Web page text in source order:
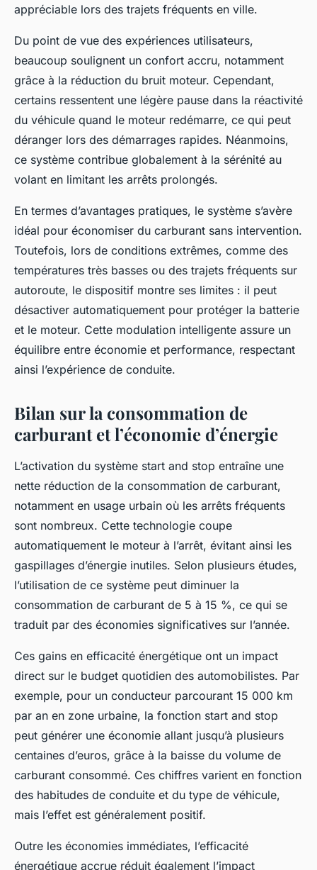
appréciable lors des trajets fréquents en ville.
Du point de vue des expériences utilisateurs,
beaucoup soulignent un confort accru, notamment
grâce à la réduction du bruit moteur. Cependant,
certains ressentent une légère pause dans la réactivité
du véhicule quand le moteur redémarre, ce qui peut
déranger lors des démarrages rapides. Néanmoins,
ce système contribue globalement à la sérénité au
volant en limitant les arrêts prolongés.
En termes d’avantages pratiques, le système s’avère
idéal pour économiser du carburant sans intervention.
Toutefois, lors de conditions extrêmes, comme des
températures très basses ou des trajets fréquents sur
autoroute, le dispositif montre ses limites : il peut
désactiver automatiquement pour protéger la batterie
et le moteur. Cette modulation intelligente assure un
équilibre entre économie et performance, respectant
ainsi l’expérience de conduite.
Bilan sur la consommation de
carburant et l’économie d’énergie
L’activation du système start and stop entraîne une
nette réduction de la consommation de carburant,
notamment en usage urbain où les arrêts fréquents
sont nombreux. Cette technologie coupe
automatiquement le moteur à l’arrêt, évitant ainsi les
gaspillages d’énergie inutiles. Selon plusieurs études,
l’utilisation de ce système peut diminuer la
consommation de carburant de 5 à 15 %, ce qui se
traduit par des économies significatives sur l’année.
Ces gains en efficacité énergétique ont un impact
direct sur le budget quotidien des automobilistes. Par
exemple, pour un conducteur parcourant 15 000 km
par an en zone urbaine, la fonction start and stop
peut générer une économie allant jusqu’à plusieurs
centaines d’euros, grâce à la baisse du volume de
carburant consommé. Ces chiffres varient en fonction
des habitudes de conduite et du type de véhicule,
mais l’effet est généralement positif.
Outre les économies immédiates, l’efficacité
énergétique accrue réduit également l’impact